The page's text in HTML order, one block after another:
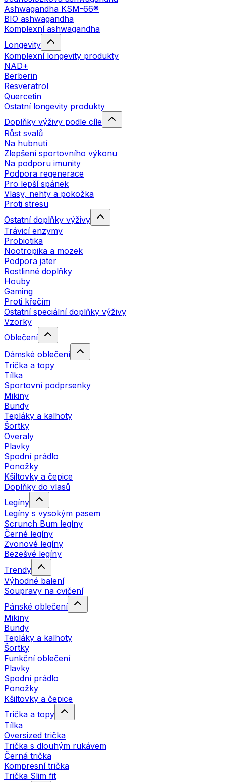
Ashwagandha KSM-66®
BIO ashwagandha
Komplexní ashwagandha
Longevity
Komplexní longevity produkty
NAD+
Berberin
Resveratrol
Quercetin
Ostatní longevity produkty
Doplňky výživy podle cíle
Růst svalů
Na hubnutí
Zlepšení sportovního výkonu
Na podporu imunity
Podpora regenerace
Pro lepší spánek
Vlasy, nehty a pokožka
Proti stresu
Ostatní doplňky výživy
Trávicí enzymy
Probiotika
Nootropika a mozek
Podpora jater
Rostlinné doplňky
Houby
Gaming
Proti křečím
Ostatní speciální doplňky výživy
Vzorky
Oblečení
Dámské oblečení
Trička a topy
Tílka
Sportovní podprsenky
Mikiny
Bundy
Tepláky a kalhoty
Šortky
Overaly
Plavky
Spodní prádlo
Ponožky
Kšiltovky a čepice
Doplňky do vlasů
Legíny
Legíny s vysokým pasem
Scrunch Bum legíny
Černé legíny
Zvonové legíny
Bezešvé legíny
Trendy
Výhodné balení
Soupravy na cvičení
Pánské oblečení
Mikiny
Bundy
Tepláky a kalhoty
Šortky
Funkční oblečení
Plavky
Spodní prádlo
Ponožky
Kšiltovky a čepice
Trička a topy
Tílka
Oversized trička
Trička s dlouhým rukávem
Černá trička
Kompresní trička
Trička Slim fit